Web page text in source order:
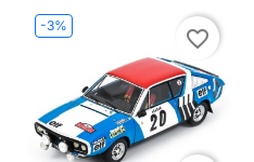
-3%
favorite_border